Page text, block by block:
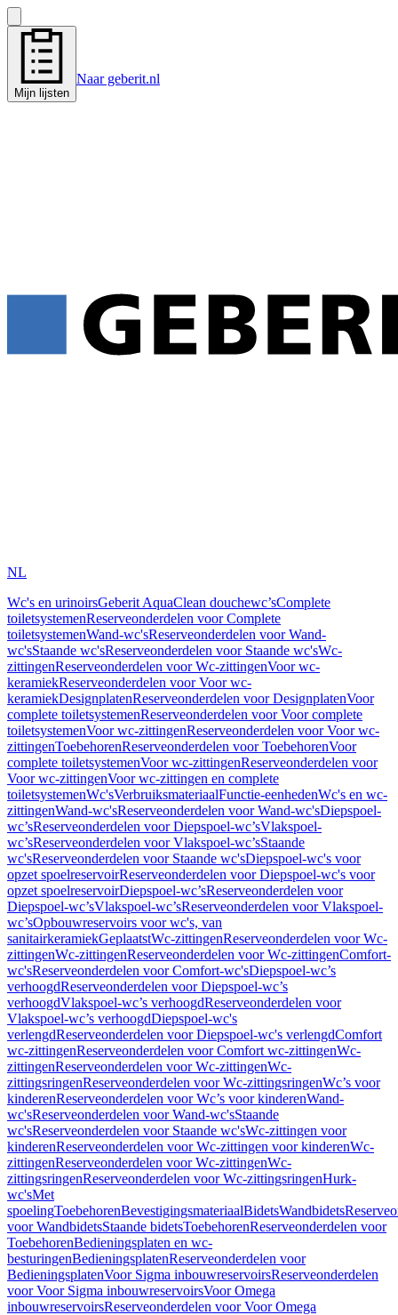
Mijn lijsten
Naar geberit.nl
NL
Wc's en urinoirsGeberit AquaClean douchewc’sComplete
toiletsystemenReserveonderdelen voor Complete
toiletsystemenWand-wc'sReserveonderdelen voor Wand-
wc'sStaande wc'sReserveonderdelen voor Staande wc'sWc-
zittingenReserveonderdelen voor Wc-zittingenVoor wc-
keramiekReserveonderdelen voor Voor wc-
keramiekDesignplatenReserveonderdelen voor DesignplatenVoor
complete toiletsystemenReserveonderdelen voor Voor complete
toiletsystemenVoor wc-zittingenReserveonderdelen voor Voor wc-
zittingenToebehorenReserveonderdelen voor ToebehorenVoor
complete toiletsystemenVoor wc-zittingenReserveonderdelen voor
Voor wc-zittingenVoor wc-zittingen en complete
toiletsystemenWc'sVerbruiksmateriaalFunctie-eenhedenWc's en wc-
zittingenWand-wc'sReserveonderdelen voor Wand-wc'sDiepspoel-
wc’sReserveonderdelen voor Diepspoel-wc’sVlakspoel-
wc’sReserveonderdelen voor Vlakspoel-wc’sStaande
wc'sReserveonderdelen voor Staande wc'sDiepspoel-wc's voor
opzet spoelreservoirReserveonderdelen voor Diepspoel-wc's voor
opzet spoelreservoirDiepspoel-wc’sReserveonderdelen voor
Diepspoel-wc’sVlakspoel-wc’sReserveonderdelen voor Vlakspoel-
wc’sOpbouwreservoirs voor wc's, van
sanitairkeramiekGeplaatstWc-zittingenReserveonderdelen voor Wc-
zittingenWc-zittingenReserveonderdelen voor Wc-zittingenComfort-
wc'sReserveonderdelen voor Comfort-wc'sDiepspoel-wc’s
verhoogdReserveonderdelen voor Diepspoel-wc’s
verhoogdVlakspoel-wc’s verhoogdReserveonderdelen voor
Vlakspoel-wc’s verhoogdDiepspoel-wc's
verlengdReserveonderdelen voor Diepspoel-wc's verlengdComfort
wc-zittingenReserveonderdelen voor Comfort wc-zittingenWc-
zittingenReserveonderdelen voor Wc-zittingenWc-
zittingsringenReserveonderdelen voor Wc-zittingsringenWc’s voor
kinderenReserveonderdelen voor Wc’s voor kinderenWand-
wc'sReserveonderdelen voor Wand-wc'sStaande
wc'sReserveonderdelen voor Staande wc'sWc-zittingen voor
kinderenReserveonderdelen voor Wc-zittingen voor kinderenWc-
zittingenReserveonderdelen voor Wc-zittingenWc-
zittingsringenReserveonderdelen voor Wc-zittingsringenHurk-
wc'sMet
spoelingToebehorenBevestigingsmateriaalBidetsWandbidets
voor WandbidetsStaande bidetsToebehorenReserveonderdelen voor
ToebehorenBedieningsplaten en wc-
besturingenBedieningsplatenReserveonderdelen voor
BedieningsplatenVoor Sigma inbouwreservoirsReserveonderdelen
voor Voor Sigma inbouwreservoirsVoor Omega
inbouwreservoirsReserveonderdelen voor Voor Omega